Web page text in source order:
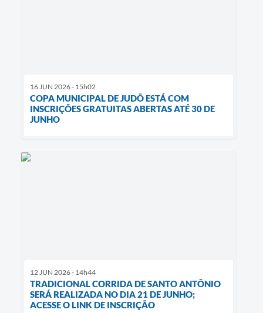
16 JUN 2026 - 15h02
COPA MUNICIPAL DE JUDÔ ESTÁ COM
INSCRIÇÕES GRATUITAS ABERTAS ATÉ 30 DE
JUNHO
12 JUN 2026 - 14h44
TRADICIONAL CORRIDA DE SANTO ANTÔNIO
SERÁ REALIZADA NO DIA 21 DE JUNHO;
ACESSE O LINK DE INSCRIÇÃO